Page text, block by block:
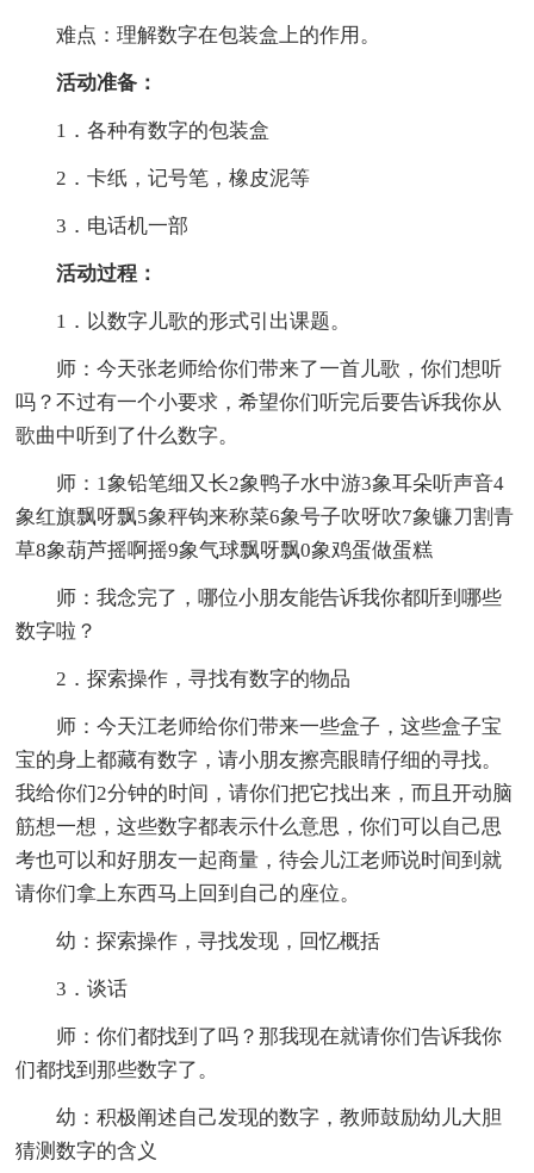
难点：理解数字在包装盒上的作用。
活动准备：
1．各种有数字的包装盒
2．卡纸，记号笔，橡皮泥等
3．电话机一部
活动过程：
1．以数字儿歌的形式引出课题。
师：今天张老师给你们带来了一首儿歌，你们想听
吗？不过有一个小要求，希望你们听完后要告诉我你从
歌曲中听到了什么数字。
师：1象铅笔细又长2象鸭子水中游3象耳朵听声音4
象红旗飘呀飘5象秤钩来称菜6象号子吹呀吹7象镰刀割青
草8象葫芦摇啊摇9象气球飘呀飘0象鸡蛋做蛋糕
师：我念完了，哪位小朋友能告诉我你都听到哪些
数字啦？
2．探索操作，寻找有数字的物品
师：今天江老师给你们带来一些盒子，这些盒子宝
宝的身上都藏有数字，请小朋友擦亮眼睛仔细的寻找。
我给你们2分钟的时间，请你们把它找出来，而且开动脑
筋想一想，这些数字都表示什么意思，你们可以自己思
考也可以和好朋友一起商量，待会儿江老师说时间到就
请你们拿上东西马上回到自己的座位。
幼：探索操作，寻找发现，回忆概括
3．谈话
师：你们都找到了吗？那我现在就请你们告诉我你
们都找到那些数字了。
幼：积极阐述自己发现的数字，教师鼓励幼儿大胆
猜测数字的含义